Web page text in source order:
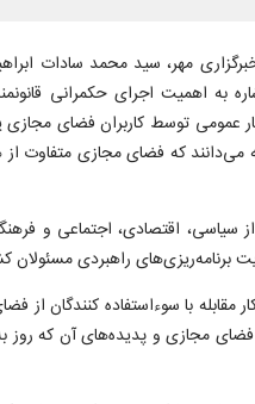
مهر، سید محمد سادات
به اهمیت اجرای حکمرانی
عمومی توسط کاربران فضای
که فضای مجازی متفاوت از
اقتصادی، اجتماعی و
برنامه‌ریزی‌های راهبردی مسئولان
با سوءاستفاده کنندگان از
فضای مجازی و پدیده‌های آن که روز